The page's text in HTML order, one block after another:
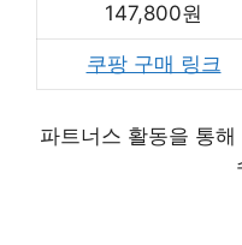
147,800원
쿠팡 구매 링크
파트너스 활동을 통